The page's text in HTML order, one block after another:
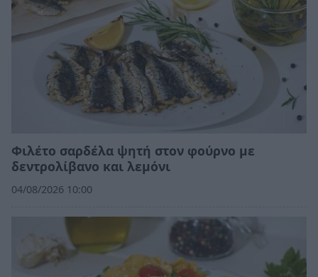
Φιλέτο σαρδέλα ψητή στον φούρνο με
δεντρολίβανο και λεμόνι
04/08/2026 10:00